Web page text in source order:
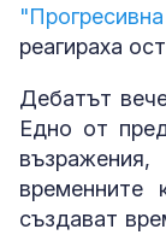
реагираха
Дебатът
Едно от
създават